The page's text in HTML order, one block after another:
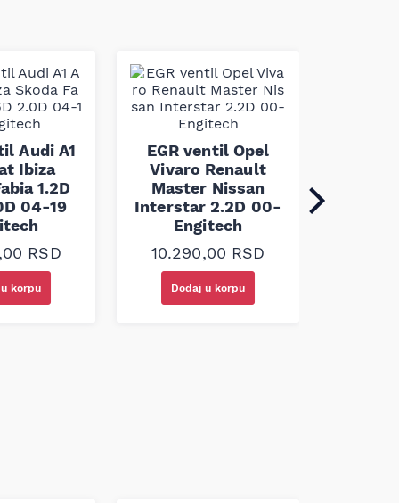
Audi A1
Ibiza
1.2D
04-19
RSD
korpu
EGR ventil Opel
Vivaro Renault
Master Nissan
Interstar 2.2D 00-
Engitech
10.290,00 RSD
Dodaj u korpu